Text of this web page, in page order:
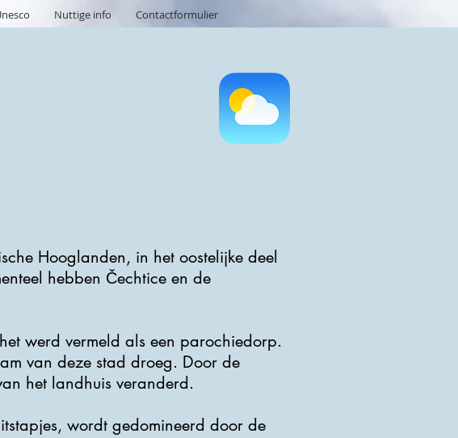
Nuttige info Contactformulier
Hooglanden, in het oostelijke deel
hebben Čechtice en de
werd vermeld als een parochiedorp.
van deze stad droeg. Door de
het landhuis veranderd.
wordt gedomineerd door de